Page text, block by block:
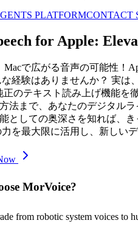
PLATFORMCONTACT
for Apple:
Macで広がる音声の可能性
経験はありませんか？ 実は
正のテキスト読み上げ機能を
法まで、あなたのデジタル
としての奥深さを知れば、
力を最大限に活用し、新しい
MorVoice?
from robotic system voices to